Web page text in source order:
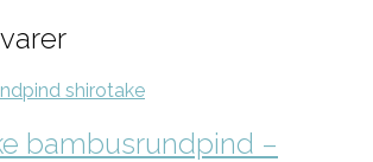
bambusrundpind –